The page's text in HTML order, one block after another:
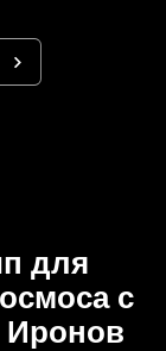
для
с
Иронов